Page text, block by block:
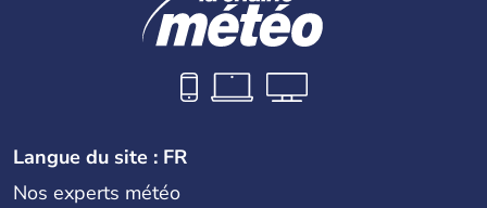
Langue du site : FR
Nos experts météo